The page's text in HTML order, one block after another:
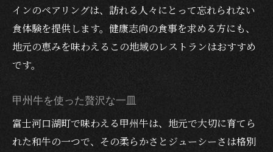
インのペアリングは、訪れる人々にとって忘れられない
食体験を提供します。健康志向の食事を求める方にも、
地元の恵みを味わえるこの地域のレストランはおすすめ
です。
甲州牛を使った贅沢な一皿
富士河口湖町で味わえる甲州牛は、地元で大切に育てら
れた和牛の一つで、その柔らかさとジューシーさは格別